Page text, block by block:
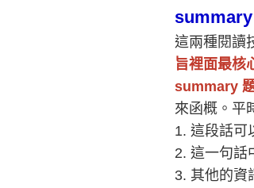
summary
這兩種閱讀
旨裡面最核
summary
來函概。平
1. 這段話可
2. 這一句話
3. 其他的資